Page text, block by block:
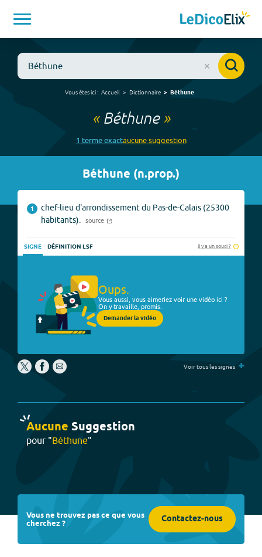
Vous êtes ici : Accueil Dictionnaire Béthune
« Béthune»
1 termeexactaucunesuggestion
Béthune (n.prop.)
1
chef-lieu d'arrondissement du Pas-de-Calais (25300
habitants).
source
SIGNE DÉFINITION LSF Il y a un souci ?
Oups.
Vous aussi, vous aimeriez voir une vidéo ici ?
On y travaille, promis.
Demander la vidéo
Voir tous les signes +
Aucune Suggestion
pour "Béthune"
Vous ne trouvez pas ce que vous
cherchez ? Contactez-nous